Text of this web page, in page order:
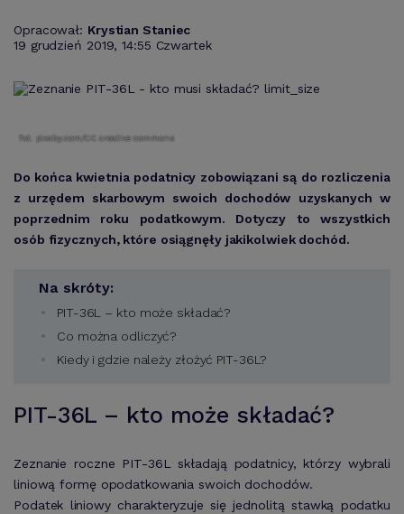
Opracował: Krystian Staniec
19 grudzień 2019, 14:55 Czwartek
fot. pixaby.com/CC creative commons
Do końca kwietnia podatnicy zobowiązani są do rozliczenia
z urzędem skarbowym swoich dochodów uzyskanych w
poprzednim roku podatkowym. Dotyczy to wszystkich
osób fizycznych, które osiągnęły jakikolwiek dochód.
Na skróty:
PIT-36L – kto może składać?
Co można odliczyć?
Kiedy i gdzie należy złożyć PIT-36L?
PIT-36L – kto może składać?
Zeznanie roczne PIT-36L składają podatnicy, którzy wybrali
liniową formę opodatkowania swoich dochodów.
Podatek liniowy charakteryzuje się jednolitą stawką podatku